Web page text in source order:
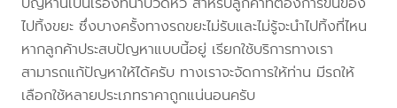
ไปทิ้งขยะ ซึ่งบางครั้งทางรถขยะไม่รับและไม่รู้จะนำไปทิ้งที่ไหน
หากลูกค้าประสบปัญหาแบบนี้อยู่ เรียกใช้บริการทางเรา
สามารถแก้ปัญหาให้ได้ครับ ทางเราจะจัดการให้ท่าน มีรถให้
เลือกใช้หลายประเภทราคาถูกแน่นอนครับ